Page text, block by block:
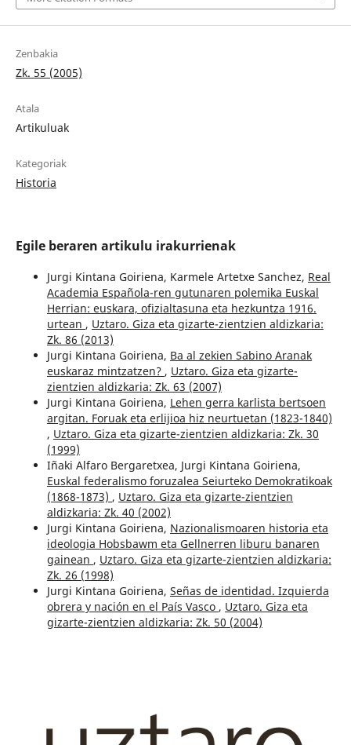
Zenbakia
Zk. 55 (2005)
Atala
Artikuluak
Kategoriak
Historia
Egile beraren artikulu irakurrienak
Jurgi Kintana Goiriena, Karmele Artetxe Sanchez, Real
Academia Española-ren gutunaren polemika Euskal
Herrian: euskara, ofizialtasuna eta hezkuntza 1916.
urtean , Uztaro. Giza eta gizarte-zientzien aldizkaria:
Zk. 86 (2013)
Jurgi Kintana Goiriena, Ba al zekien Sabino Aranak
euskaraz mintzatzen? , Uztaro. Giza eta gizarte-
zientzien aldizkaria: Zk. 63 (2007)
Jurgi Kintana Goiriena, Lehen gerra karlista bertsoen
argitan. Foruak eta erlijioa hiz neurtuetan (1823-1840)
, Uztaro. Giza eta gizarte-zientzien aldizkaria: Zk. 30
(1999)
Iñaki Alfaro Bergaretxea, Jurgi Kintana Goiriena,
Euskal federalismo foruzalea Seiurteko Demokratikoak
(1868-1873) , Uztaro. Giza eta gizarte-zientzien
aldizkaria: Zk. 40 (2002)
Jurgi Kintana Goiriena, Nazionalismoaren historia eta
ideologia Hobsbawm eta Gellnerren liburu banaren
gainean , Uztaro. Giza eta gizarte-zientzien aldizkaria:
Zk. 26 (1998)
Jurgi Kintana Goiriena, Señas de identidad. Izquierda
obrera y nación en el País Vasco , Uztaro. Giza eta
gizarte-zientzien aldizkaria: Zk. 50 (2004)